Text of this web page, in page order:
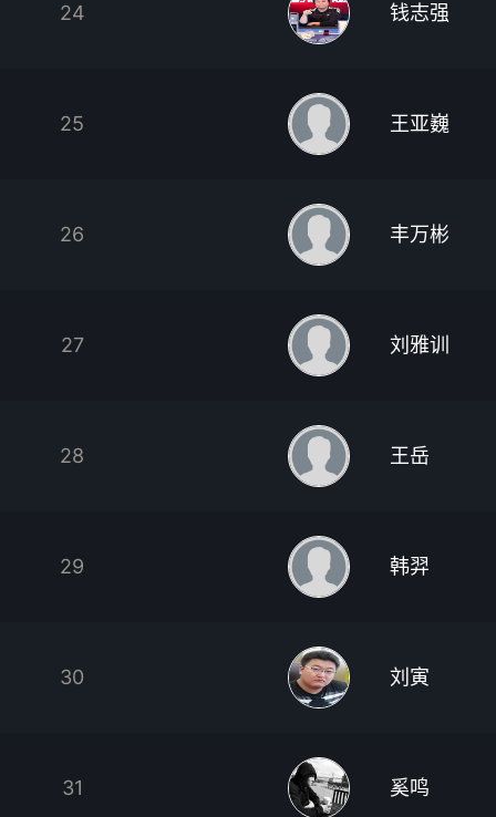
24 钱志强
25 王亚巍
26 丰万彬
27 刘雅训
28 王岳
29 韩羿
30 刘寅
31 奚鸣